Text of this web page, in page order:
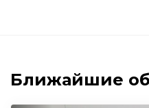
Ближайшие